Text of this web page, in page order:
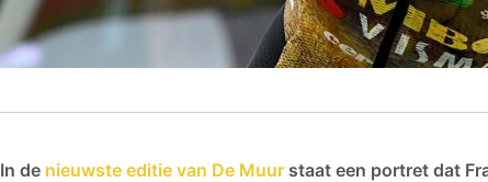
In de nieuwste editie van De Muurstaat een portret dat